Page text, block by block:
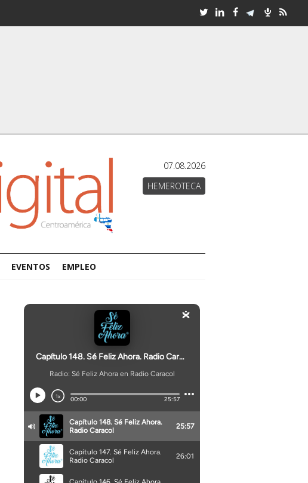
07.08.2026
HEMEROTECA
EVENTOS EMPLEO